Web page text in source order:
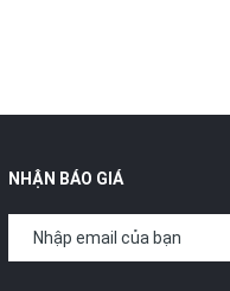
NHẬN BÁO GIÁ